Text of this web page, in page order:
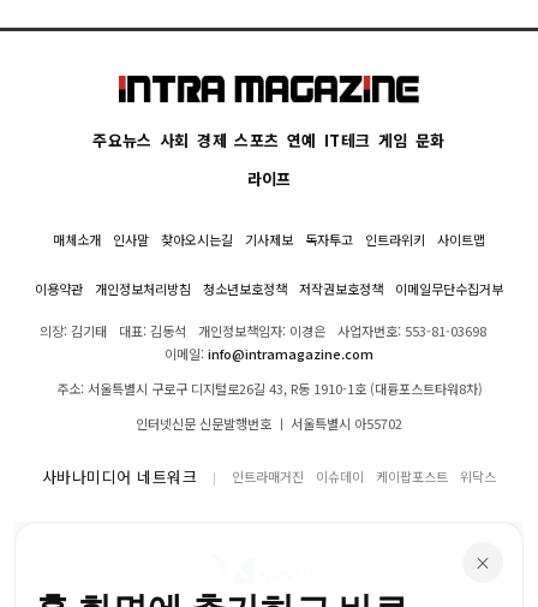
주요뉴스 사회 경제 스포츠 연예 IT테크 게임 문화
라이프
매체소개 인사말 찾아오시는길 기사제보 독자투고 인트라위키 사이트맵
이용약관 개인정보처리방침 청소년보호정책 저작권보호정책 이메일무단수집거부
의장: 김기태 대표: 김동석 개인정보책임자: 이경은
사업자번호: 553-81-03698
이메일:info@intramagazine.com
주소: 서울특별시 구로구 디지털로26길 43, R동 1910-1호 (대륭포스트타워8차)
인터넷신문 신문발행번호 ㅣ 서울특별시 아55702
사바나미디어 네트워크 인트라매거진 이슈데이 케이팝포스트 위닥스
×